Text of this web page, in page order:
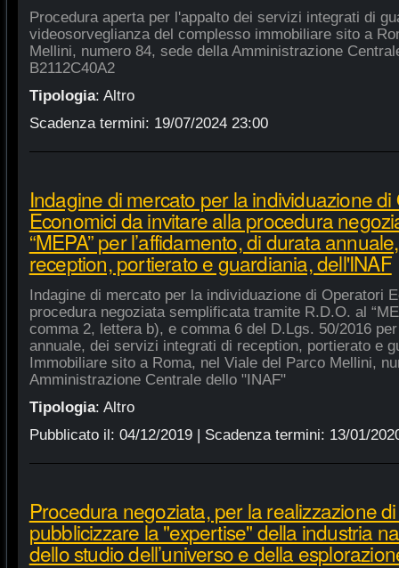
Procedura aperta per l'appalto dei servizi integrati di
videosorveglianza del complesso immobiliare sito a
Mellini, numero 84, sede della Amministrazione
B2112C40A2
Tipologia: Altro
Scadenza termini: 19/07/2024 23:00
Indagine di mercato per la individuazione
Economici da invitare alla procedura
“MEPA” per l’affidamento, di durata
reception, portierato e guardiania, dell'INAF
Indagine di mercato per la individuazione di Operatori
procedura negoziata semplificata tramite R.D.O. al
comma 2, lettera b), e comma 6 del D.Lgs. 50/2016
annuale, dei servizi integrati di reception, portierato e
Immobiliare sito a Roma, nel Viale del Parco Mellini,
Amministrazione Centrale dello "INAF"
Tipologia: Altro
Pubblicato il: 04/12/2019| Scadenza termini: 13/01/
Procedura negoziata, per la realizzazione
pubblicizzare la "expertise" della industria
dello studio dell’universo e della